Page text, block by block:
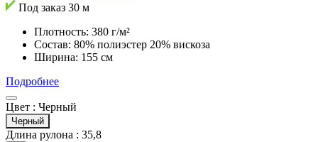
Под заказ 30 м
Плотность: 380 г/м²
Состав: 80% полиэстер 20% вискоза
Ширина: 155 см
Подробнее
Цвет : Черный
Черный
Длина рулона : 35,8